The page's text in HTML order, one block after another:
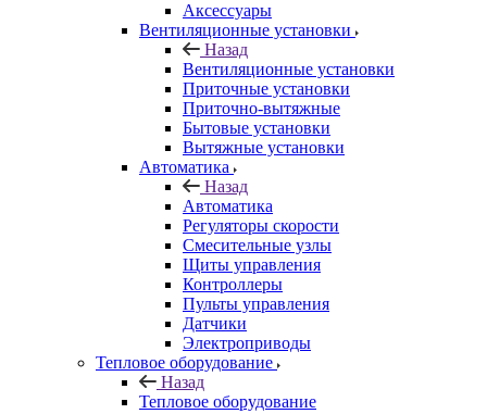
Аксессуары
Вентиляционные установки
Назад
Вентиляционные установки
Приточные установки
Приточно-вытяжные
Бытовые установки
Вытяжные установки
Автоматика
Назад
Автоматика
Регуляторы скорости
Смесительные узлы
Щиты управления
Контроллеры
Пульты управления
Датчики
Электроприводы
Тепловое оборудование
Назад
Тепловое оборудование